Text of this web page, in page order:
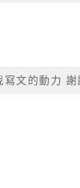
寫文的動力 謝